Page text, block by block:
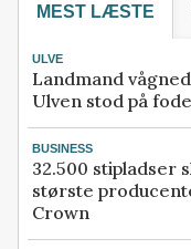
MEST LÆSTE
ULVE
Landmand
Ulven stod på
BUSINESS
32.500 stipladser
største
Crown